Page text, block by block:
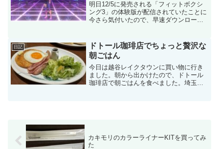
明日12/5に発売される「フィットボクシ
ング3」の体験版が配信されていたことに
今さら気付いたので、早速ダウンロード
は身長体重の他に誕生日も入力します。
何か良いことがある...
日記
ドトール珈琲店でちょっと贅沢な
朝ごはん
今日は越谷レイクタウンに買い物に行き
ました。朝から出かけたので、ドトール
珈琲店で朝ごはんを食べました。埼玉に
カキモリのカラーライナーKITを買ってみ
た